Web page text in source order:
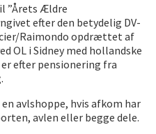
”Årets Ældre
efter den betydelig DV-
Raimondo opdrættet af
OL i Sidney med hollandske
efter pensionering fra
avlshoppe, hvis afkom har
avlen eller begge dele.